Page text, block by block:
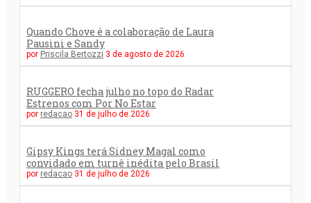
Quando Chove é a colaboração de Laura
Pausini e Sandy
por Priscila Bertozzi 3 de agosto de 2026
RUGGERO fecha julho no topo do Radar
Estrenos com Por No Estar
por redacao 31 de julho de 2026
Gipsy Kings terá Sidney Magal como
convidado em turnê inédita pelo Brasil
por redacao 31 de julho de 2026